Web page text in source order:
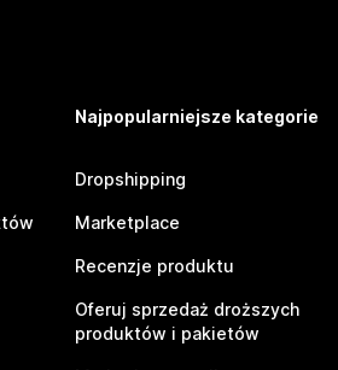
Najpopularniejsze kategorie
Dropshipping
Marketplace
Recenzje produktu
Oferuj sprzedaż droższych
produktów i pakietów